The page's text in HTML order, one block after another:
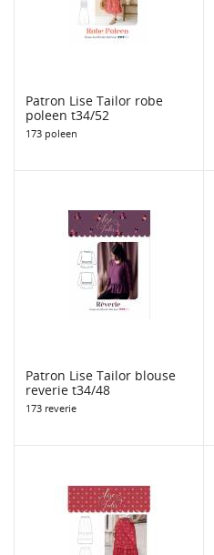
Patron Lise Tailor robe
poleen t34/52
173 poleen
Patron Lise Tailor blouse
reverie t34/48
173 reverie